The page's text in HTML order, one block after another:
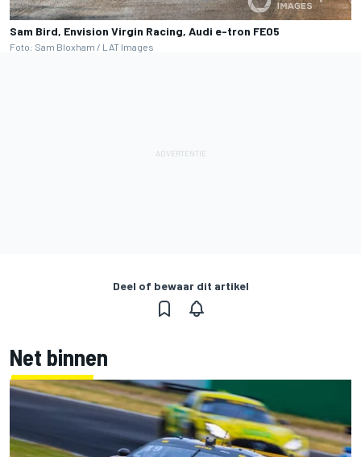
Sam Bird, Envision Virgin Racing, Audi e-tron FE05
Foto: Sam Bloxham / LAT Images
Deel of bewaar dit artikel
Net binnen